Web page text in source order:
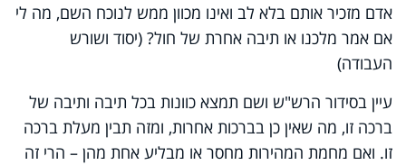
אדם מזכיר אותם בלא לב ואינו מכוון ממש לנוכח השם, מה לי
אם אמר מלכנו או תיבה אחרת של חול? (יסוד ושורש
העבודה)
עיין בסידור הרש"ש ושם תמצא כוונות בכל תיבה ותיבה של
ברכה זו, מה שאין כן בברכות אחרות, ומזה תבין מעלת ברכה
זו. ואם מחמת המהירות מחסר או מבליע אחת מהן – הרי זה